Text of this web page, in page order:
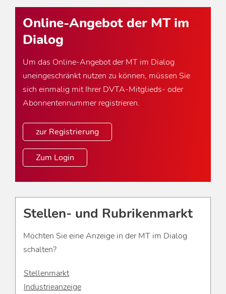
Online-Angebot der MT im
Dialog
Um das Online-Angebot der MT im Dialog
uneingeschränkt nutzen zu können, müssen Sie
sich einmalig mit Ihrer DVTA-Mitglieds- oder
Abonnentennummer registrieren.
zur Registrierung
Zum Login
Stellen- und Rubrikenmarkt
Möchten Sie eine Anzeige in der MT im Dialog
schalten?
Stellenmarkt
Industrieanzeige